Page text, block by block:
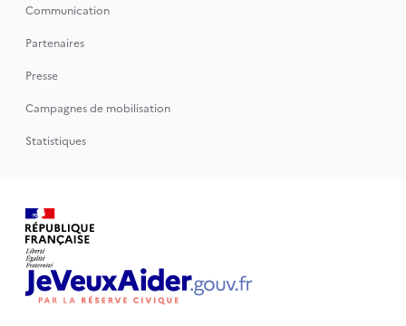
Communication
Partenaires
Presse
Campagnes de mobilisation
Statistiques